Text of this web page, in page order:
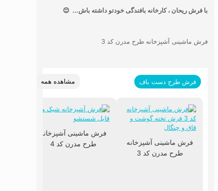
با فرش ریحان ، کارخانه بافندگی خودتو داشته باش... 😊
فرش ماشینی آشپزخانه طرح مدرن کد 3
فرش طرح دست باف مشاهده همه
فرش ماشینی آشپزخانه
طرح مدرن کد 3
فرش ماشینی آشپزخانه
طرح مدرن کد 4